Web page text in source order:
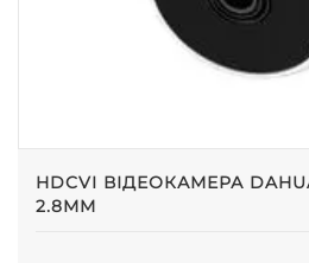
HDCVI ВІДЕОКАМЕРА
2.8MM